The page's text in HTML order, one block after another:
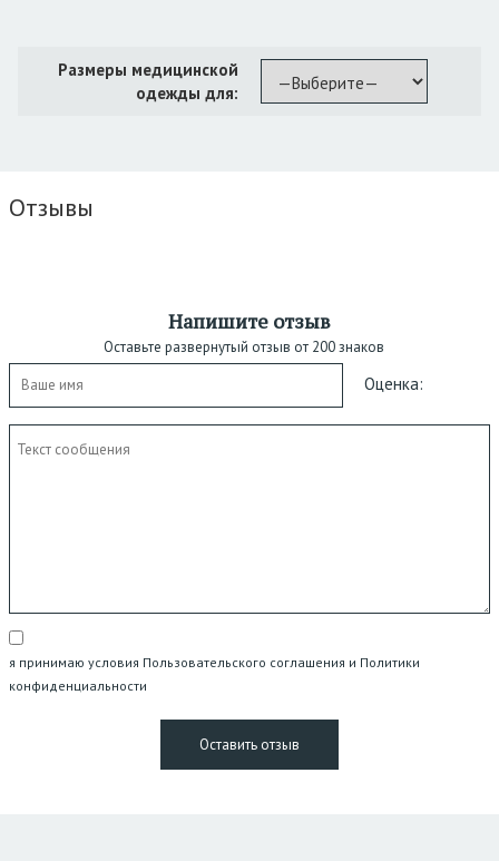
Размеры медицинской
одежды для:
Отзывы
Напишите отзыв
Оставьте развернутый отзыв от 200 знаков
Оценка:
я принимаю условия Пользовательского соглашения и Политики
конфиденциальности